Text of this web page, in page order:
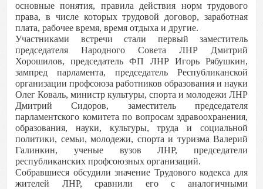
основные понятия, правила действия норм трудового
права, в числе которых трудовой договор, заработная
плата, рабочее время, время отдыха и другие.
Участниками встречи стали первый заместитель
председателя Народного Совета ЛНР Дмитрий
Хорошилов, председатель ФП ЛНР Игорь Рябушкин,
зампред парламента, председатель Республиканской
организации профсоюза работников образования и науки
Олег Коваль, министр культуры, спорта и молодежи ЛНР
Дмитрий Сидоров, заместитель председателя
парламентского комитета по вопросам здравоохранения,
образования, науки, культуры, труда и социальной
политики, семьи, молодежи, спорта и туризма Валерий
Галинкин, ученые вузов ЛНР, председатели
республиканских профсоюзных организаций.
Собравшиеся обсудили значение Трудового кодекса для
жителей ЛНР, сравнили его с аналогичными